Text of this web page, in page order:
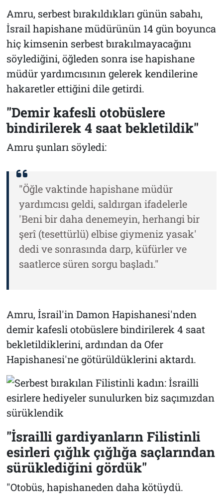
Amru, serbest bırakıldıkları günün sabahı,
İsrail hapishane müdürünün 14 gün boyunca
hiç kimsenin serbest bırakılmayacağını
söylediğini, öğleden sonra ise hapishane
müdür yardımcısının gelerek kendilerine
hakaretler ettiğini dile getirdi.
"Demir kafesli otobüslere
bindirilerek 4 saat bekletildik"
Amru şunları söyledi:
"Öğle vaktinde hapishane müdür
yardımcısı geldi, saldırgan ifadelerle
'Beni bir daha denemeyin, herhangi bir
şerî (tesettürlü) elbise giymeniz yasak'
dedi ve sonrasında darp, küfürler ve
saatlerce süren sorgu başladı."
Amru, İsrail'in Damon Hapishanesi'nden
demir kafesli otobüslere bindirilerek 4 saat
bekletildiklerini, ardından da Ofer
Hapishanesi'ne götürüldüklerini aktardı.
"İsrailli gardiyanların Filistinli
esirleri çığlık çığlığa saçlarından
sürüklediğini gördük"
"Otobüs, hapishaneden daha kötüydü.